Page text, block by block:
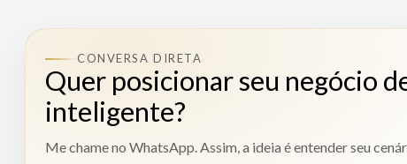
CONVERSA DIRETA
Quer posicionar seu negócio
inteligente?
Me chame no WhatsApp. Assim, a ideia é entender seu